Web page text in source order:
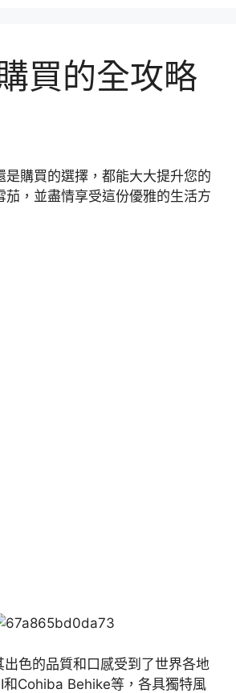
買的全攻略
購買的選擇，都能大大提升您的
，並盡情享受這份優雅的生活方
色的品質和口感受到了世界各地
Cohiba Behike等，各具獨特風